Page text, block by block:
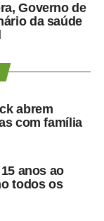
Governo de
da saúde
abrem
com família
anos ao
todos os